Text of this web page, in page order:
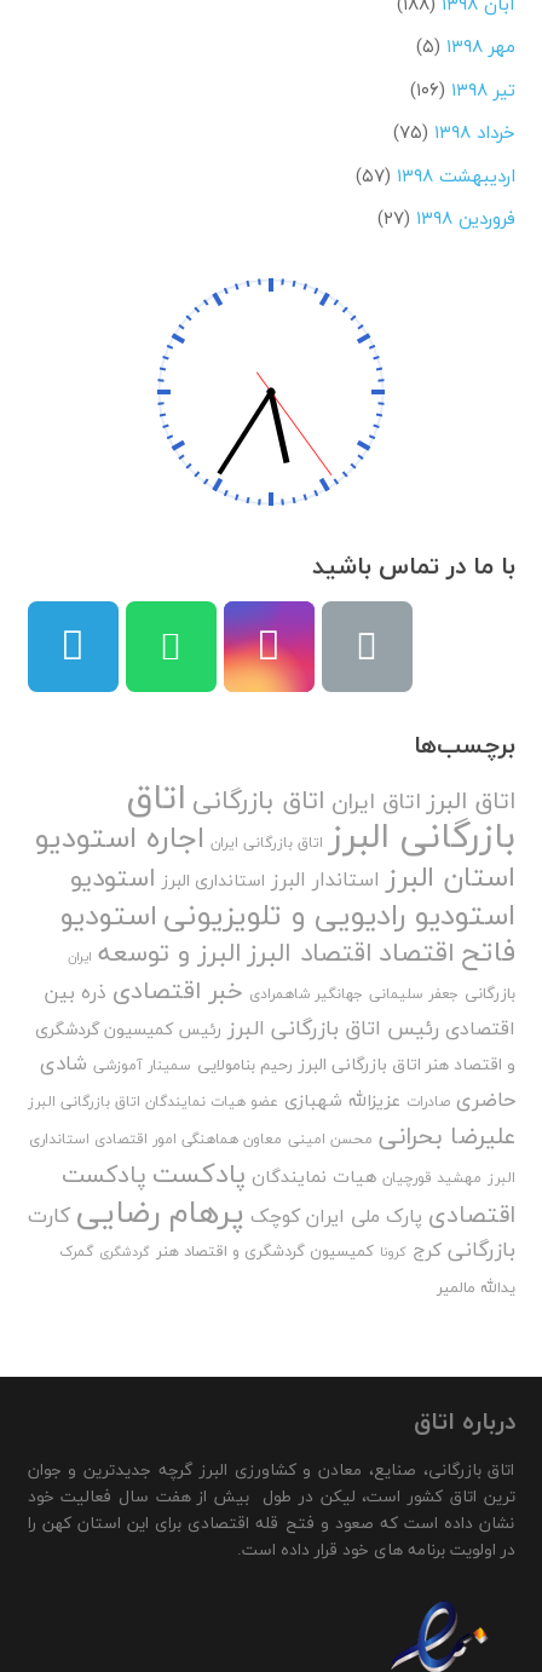
مهر ۱۳۹۸
(۵)
تیر ۱۳۹۸
(۱۰۶)
خرداد ۱۳۹۸
(۷۵)
اردیبهشت ۱۳۹۸
(۵۷)
فروردین ۱۳۹۸
(۲۷)
با ما در تماس باشید
برچسب‌ها
اتاق البرزاتاق ایران اتاق بازرگانی اتاق
بازرگانی البرز اتاق بازرگانی ایران اجاره استودیو
استان البرز استاندار البرز استانداری البرز استودیو
استودیو رادیویی و تلویزیونیاستودیو
فاتح اقتصاد اقتصاد البرزالبرز و توسعه ایران
بازرگانی جعفر سلیمانی جهانگیر شاهمرادی خبر اقتصادی ذره بین
اقتصادی رئیس اتاق بازرگانی البرز رئیس کمیسیون گردشگری
و اقتصاد هنر اتاق بازرگانی البرز رحیم بنامولایی سمینار آموزشی شادی
حاضری صادرات عزیزالله شهبازی عضو هیات نمایندگان اتاق بازرگانی البرز
علیرضا بحرانی محسن امینی معاون هماهنگی امور اقتصادی استانداری
البرز مهشید قورچیان هیات نمایندگان پادکست پادکست
اقتصادی پارک ملی ایران کوچک پرهام رضایی کارت
بازرگانی کرج کرونا کمیسیون گردشگری و اقتصاد هنر گردشگری گمرک
یدالله مالمیر
درباره اتاق
اتاق بازرگانی، صنایع، معادن و کشاورزی البرز گرچه جدیدترین و جوان
ترین اتاق کشور است، لیکن در طول بیش از هفت سال فعالیت خود
نشان داده است که صعود و فتح قله اقتصادی برای این استان کهن را
در اولویت برنامه های خود قرار داده است.